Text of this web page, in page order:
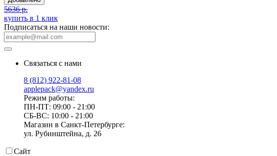
5636 р.
купить в 1 клик
Подписаться на наши новости:
Связаться с нами
8 (812) 922-81-08
applepack@yandex.ru
Режим работы:
ПН-ПТ: 09:00 - 21:00
СБ-ВС: 10:00 - 21:00
Магазин в Санкт-Петербурге:
ул. Рубинштейна, д. 26
Сайт